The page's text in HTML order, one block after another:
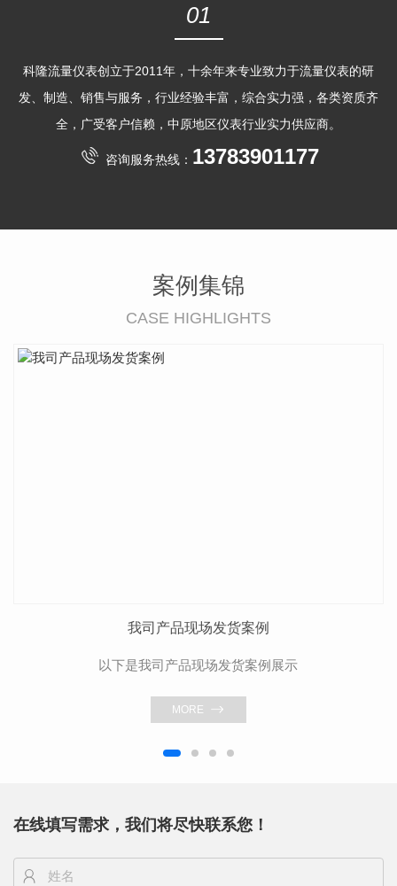
01
科隆流量仪表创立于2011年，十余年来专业致力于流量仪表的研
发、制造、销售与服务，行业经验丰富，综合实力强，各类资质齐
全，广受客户信赖，中原地区仪表行业实力供应商。
咨询服务热线： 13783901177
案例集锦
CASE HIGHLIGHTS
我司产品现场发货案例
以下是我司产品现场发货案例展示
MORE
在线填写需求，我们将尽快联系您！